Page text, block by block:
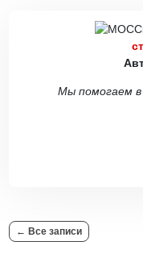
Мы помогаем в
← Все записи